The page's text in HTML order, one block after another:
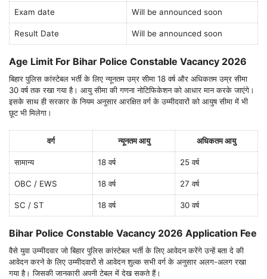
Exam date Will be announced soon
Result Date Will be announced soon
Age Limit For Bihar Police Constable Vacancy 2026
बिहार पुलिस कांस्टेबल भर्ती के लिए न्यूनतम उम्र सीमा 18 वर्ष और अधिकतम उम्र सीमा
30 वर्ष तक रखा गया है। आयु सीमा की गणना नोटिफिकेशन को आधार मान करके जाएंगे।
इसके साथ ही सरकार के नियम अनुसार आरक्षित वर्ग के उम्मीदवारों को आयुष सीमा में भी
छूट भी मिलेगा।
वर्ग न्यूनतम आयु अधिकतम आयु
सामान्य 18 वर्ष 25 वर्ष
OBC / EWS 18 वर्ष 27 वर्ष
SC / ST 18 वर्ष 30 वर्ष
Bihar Police Constable Vacancy 2026 Application Fee
वैसे युवा उम्मीदवार जो बिहार पुलिस कांस्टेबल भर्ती के लिए आवेदन करेंगे उन्हें बता दे की
आवेदन करने के लिए उम्मीदवारों से आवेदन शुल्क सभी वर्ग के अनुसार अलग-अलग रखा
गया है। जिसकी जानकारी अपनी टेबल में देख सकते हैं।